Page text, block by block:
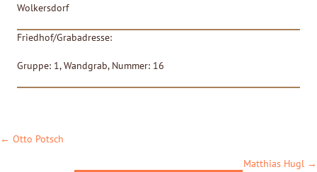
Wolkersdorf
Friedhof/Grabadresse:
Gruppe: 1, Wandgrab, Nummer: 16
POSTS
← Otto Potsch
Matthias Hugl →